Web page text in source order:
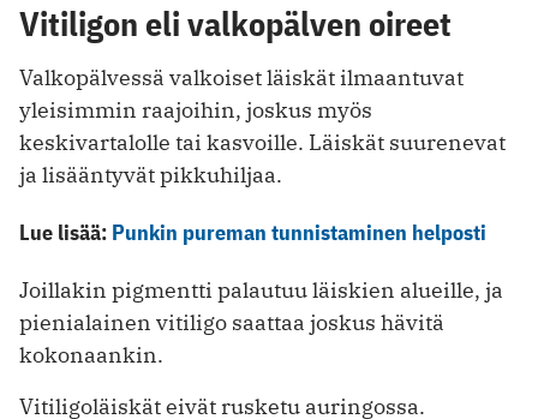
Vitiligon eli valkopälven oireet
Valkopälvessä valkoiset läiskät ilmaantuvat
yleisimmin raajoihin, joskus myös
keskivartalolle tai kasvoille. Läiskät suurenevat
ja lisääntyvät pikkuhiljaa.
Lue lisää: Punkin pureman tunnistaminen helposti
Joillakin pigmentti palautuu läiskien alueille, ja
pienialainen vitiligo saattaa joskus hävitä
kokonaankin.
Vitiligoläiskät eivät rusketu auringossa.